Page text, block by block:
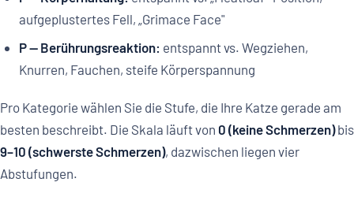
aufgeplustertes Fell, „Grimace Face"
P — Berührungsreaktion: entspannt vs. Wegziehen,
Knurren, Fauchen, steife Körperspannung
Pro Kategorie wählen Sie die Stufe, die Ihre Katze gerade am
besten beschreibt. Die Skala läuft von 0 (keine Schmerzen)bis
9–10 (schwerste Schmerzen), dazwischen liegen vier
Abstufungen.